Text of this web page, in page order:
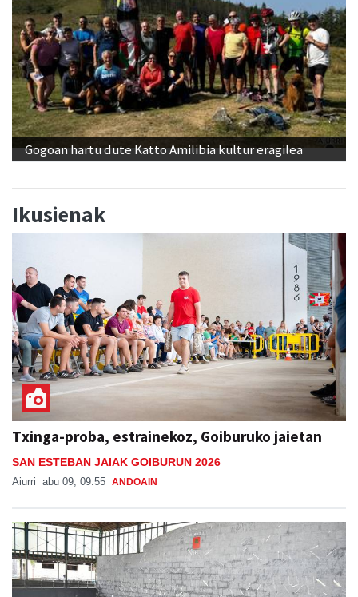
Gogoan hartu dute Katto Amilibia kultur eragilea
Ikusienak
Txinga-proba, estrainekoz, Goiburuko jaietan
SAN ESTEBAN JAIAK GOIBURUN 2026
Aiurri abu 09, 09:55 ANDOAIN